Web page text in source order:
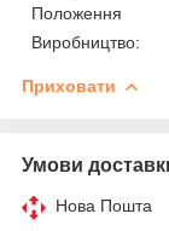
Положення
Виробництво:
Приховати
Умови
Нова Пошта